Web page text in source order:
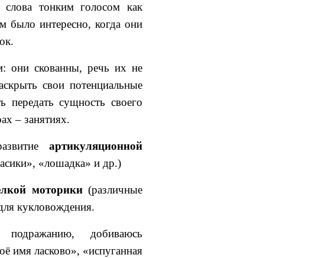
тонким голосом как
было интересно, когда они
они скованны, речь их не
свои потенциальные
передать сущность своего
– занятиях.
артикуляционной
«лошадка» и др.)
моторики(различные
кукловождения.
добиваюсь
имя ласково», «испуганная